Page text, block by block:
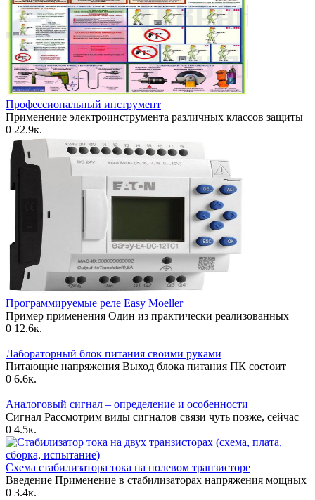
Профессиональный инструмент
Применение электроинструмента различных классов защиты
0 22.9к.
Программируемые реле Еasy Moeller
Пример применения Один из практически реализованных
0 12.6к.
Лабораторный блок питания своими руками
Питающие напряжения Выход блока питания ПК состоит
0 6.6к.
Аналоговый сигнал – определение и особенности
Сигнал Рассмотрим виды сигналов связи чуть позже, сейчас
0 4.5к.
Схема стабилизатора тока на полевом транзисторе
Введение Применение в стабилизаторах напряжения мощных
0 3.4к.